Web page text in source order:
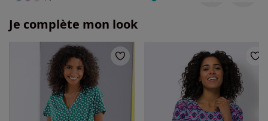
Je complète mon look